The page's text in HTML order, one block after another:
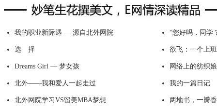
我的职业新际遇 — 源自北外网院 “您好吗，同学
选 择 欲飞：一个上
Dreams Girl — 梦女孩 网络上的纺织娘
北外——我和爱人一起走过 我的一篇日记
北外网院学习VS留美MBA梦想 两地书，一瓣香